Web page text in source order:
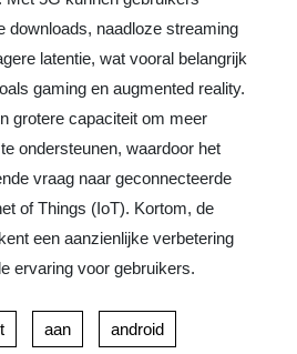
downloads, naadloze streaming
latentie, wat vooral belangrijk
gaming en augmented reality.
grotere capaciteit om meer
ondersteunen, waardoor het
vraag naar geconnecteerde
of Things (IoT). Kortom, de
een aanzienlijke verbetering
ervaring voor gebruikers.
aan android